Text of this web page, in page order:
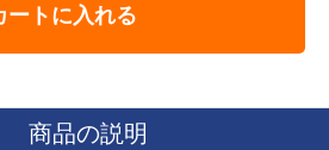
ートに入れる
商品の説明